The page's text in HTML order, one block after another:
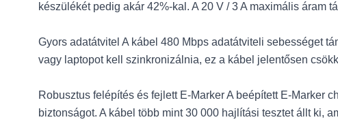
készülékét pedig akár 42%-kal. A 20 V / 3 A maximális áram
Gyors adatátvitel A kábel 480 Mbps adatátviteli sebességet
vagy laptopot kell szinkronizálnia, ez a kábel jelentősen
Robusztus felépítés és fejlett E-Marker A beépített E-Marker
biztonságot. A kábel több mint 30 000 hajlítási tesztet állt ki,